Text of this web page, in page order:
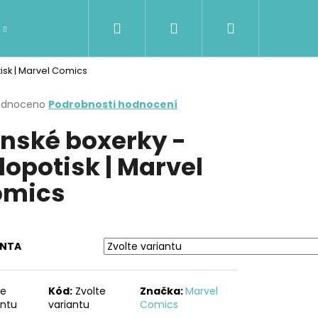
DÁMSKÉ OBLEČENÍ Kontakty
Přihlášení
| Marvel Comics
Podrobnosti hodnocení
boxerky -
| Marvel
Kód: Zvolte
variantu
Značka:Marvel
Comics